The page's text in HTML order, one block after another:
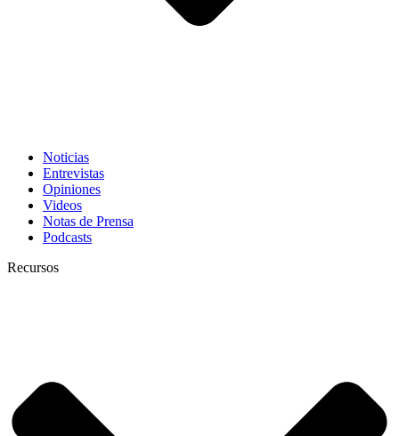
Noticias
Entrevistas
Opiniones
Videos
Notas de Prensa
Podcasts
Recursos